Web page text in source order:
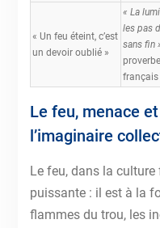
« Un feu éteint, c’est
un devoir oublié »
« La
les pas
sans fin
français
Le feu, menace
l’imaginaire
Le feu, dans la
puissante : il est à la
flammes du trou, les